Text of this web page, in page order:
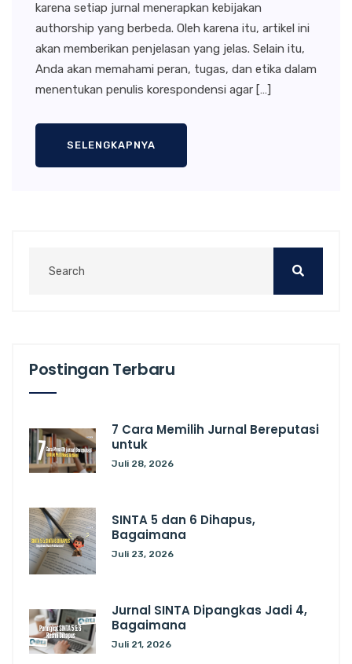
karena setiap jurnal menerapkan kebijakan
authorship yang berbeda. Oleh karena itu, artikel ini
akan memberikan penjelasan yang jelas. Selain itu,
Anda akan memahami peran, tugas, dan etika dalam
menentukan penulis korespondensi agar […]
SELENGKAPNYA
Postingan Terbaru
7 Cara Memilih Jurnal Bereputasi
untuk
Juli 28, 2026
SINTA 5 dan 6 Dihapus,
Bagaimana
Juli 23, 2026
Jurnal SINTA Dipangkas Jadi 4,
Bagaimana
Juli 21, 2026